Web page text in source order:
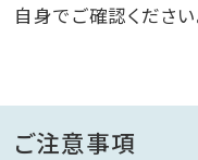
自身でご確認ください
ご注意事項